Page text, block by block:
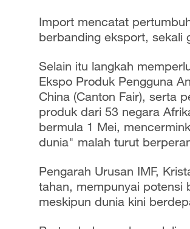
Import mencatat
berbanding eksport, sekali
Selain itu langkah
Ekspo Produk Pengguna
China (Canton Fair), serta
produk dari 53 negara
bermula 1 Mei,
dunia" malah turut
Pengarah Urusan IMF,
tahan, mempunyai potensi
meskipun dunia kini